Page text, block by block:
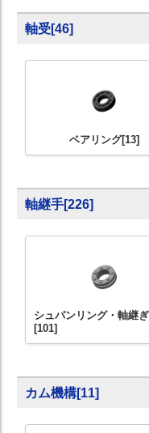
軸受[46]
ベアリング[13]
軸継手[226]
シュパンリング・軸継
[101]
カム機構[11]